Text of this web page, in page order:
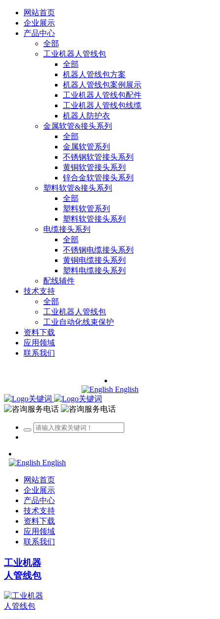
网站首页
企业展示
产品中心
全部
工业机器人管线包
全部
机器人管线包方案
机器人管线包案例展示
工业机器人管线包配件
工业机器人管线包线缆
机器人防护衣
金属软管&接头系列
全部
金属软管系列
不锈钢软管接头系列
黄铜软管接头系列
锌合金软管接头系列
塑料软管&接头系列
全部
塑料软管系列
塑料软管接头系列
电缆接头系列
全部
不锈钢电缆接头系列
黄铜电缆接头系列
塑料电缆接头系列
配线辅件
技术支持
全部
工业机器人管线包
工业自动化线束保护
资料下载
应用领域
联系我们
English
English
网站首页
企业展示
产品中心
技术支持
资料下载
应用领域
联系我们
工业机器
人管线包